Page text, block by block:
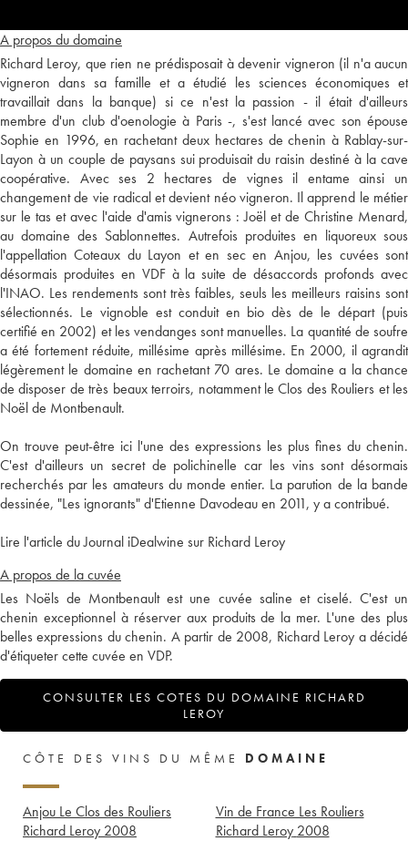
A propos du domaine
Richard Leroy, que rien ne prédisposait à devenir vigneron (il n'a aucun
vigneron dans sa famille et a étudié les sciences économiques et
travaillait dans la banque) si ce n'est la passion - il était d'ailleurs
membre d'un club d'oenologie à Paris -, s'est lancé avec son épouse
Sophie en 1996, en rachetant deux hectares de chenin à Rablay-sur-
Layon à un couple de paysans sui produisait du raisin destiné à la cave
coopérative. Avec ses 2 hectares de vignes il entame ainsi un
changement de vie radical et devient néo vigneron. Il apprend le métier
sur le tas et avec l'aide d'amis vignerons : Joël et de Christine Menard,
au domaine des Sablonnettes. Autrefois produites en liquoreux sous
l'appellation Coteaux du Layon et en sec en Anjou, les cuvées sont
désormais produites en VDF à la suite de désaccords profonds avec
l'INAO. Les rendements sont très faibles, seuls les meilleurs raisins sont
sélectionnés. Le vignoble est conduit en bio dès de le départ (puis
certifié en 2002) et les vendanges sont manuelles. La quantité de soufre
a été fortement réduite, millésime après millésime. En 2000, il agrandit
légèrement le domaine en rachetant 70 ares. Le domaine a la chance
de disposer de très beaux terroirs, notamment le Clos des Rouliers et les
Noël de Montbenault.
On trouve peut-être ici l'une des expressions les plus fines du chenin.
C'est d'ailleurs un secret de polichinelle car les vins sont désormais
recherchés par les amateurs du monde entier. La parution de la bande
dessinée, "Les ignorants" d'Etienne Davodeau en 2011, y a contribué.
Lire l'article du Journal iDealwine sur Richard Leroy
A propos de la cuvée
Les Noëls de Montbenault est une cuvée saline et ciselé. C'est un
chenin exceptionnel à réserver aux produits de la mer. L'une des plus
belles expressions du chenin. A partir de 2008, Richard Leroy a décidé
d'étiqueter cette cuvée en VDP.
CONSULTER LES COTES DU DOMAINE RICHARD
LEROY
CÔTE DES VINS DU MÊME DOMAINE
Anjou Le Clos des Rouliers
Richard Leroy 2008
Vin de France Les Rouliers
Richard Leroy 2008